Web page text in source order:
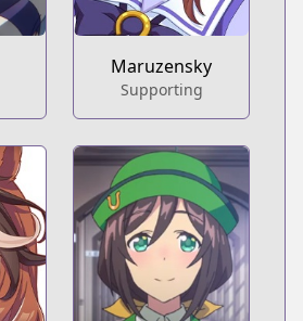
Maruzensky
Supporting